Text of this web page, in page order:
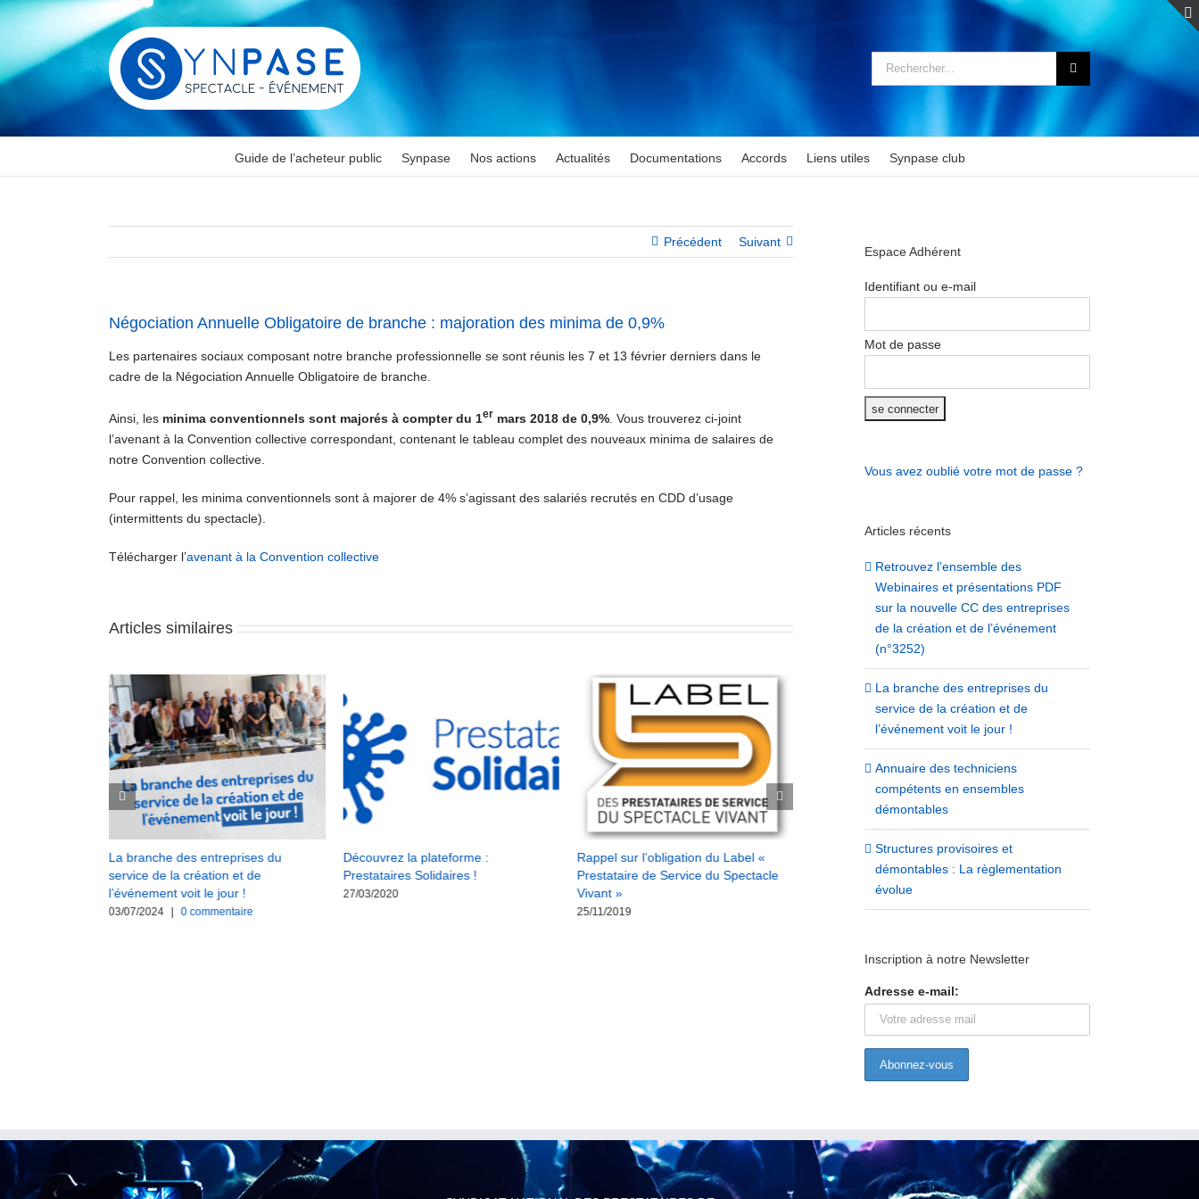
Passer
contenu
Rechercher:
Guide de l’acheteur public Synpase Nos actions Actualités Documentations Accords Liens utiles Synpase club
Précédent Suivant
Négociation Annuelle Obligatoire de branche : majoration des minima de 0,9%
Les partenaires sociaux composant notre branche professionnelle se sont réunis les 7 et 13 février derniers dans le
cadre de la Négociation Annuelle Obligatoire de branche.
Ainsi, les minima conventionnels sont majorés à compter du 1er mars 2018 de 0,9% . Vous trouverez ci-joint
l’avenant à la Convention collective correspondant, contenant le tableau complet des nouveaux minima de salaires de
notre Convention collective.
Pour rappel, les minima conventionnels sont à majorer de 4% s’agissant des salariés recrutés en CDD d’usage
(intermittents du spectacle).
Télécharger l’avenant à la Convention collective
Articles similaires
La branche des entreprises du
service de la création et de
l’événement voit le jour !
03/07/2024 | 0 commentaire
Découvrez la plateforme :
Prestataires Solidaires !
27/03/2020
Rappel sur l’obligation du Label «
Prestataire de Service du Spectacle
Vivant »
25/11/2019
Rapprochement des branches :
signature avec l’ASPEC PRO
et présentations PDF sur
de l’événement (n°3252)
Espace Adhérent
Identifiant ou e-mail
Mot de passe
Vous avez oublié votre mot de passe ?
Articles récents
Retrouvez l’ensemble des
Webinaires et présentations PDF
sur la nouvelle CC des entreprises
de la création et de l’événement
(n°3252)
La branche des entreprises du
service de la création et de
l’événement voit le jour !
Annuaire des techniciens
compétents en ensembles
démontables
Structures provisoires et
démontables : La règlementation
évolue
Inscription à notre Newsletter
Adresse e-mail: